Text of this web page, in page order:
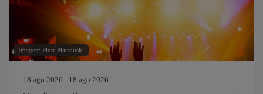
Imagen: Piotr Piatrouski
18 ago 2026 - 18 ago 2026